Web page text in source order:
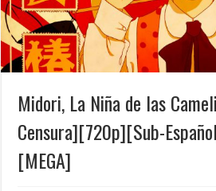
Midori, La Niña de las
Censura][720p][Sub-
[MEGA]